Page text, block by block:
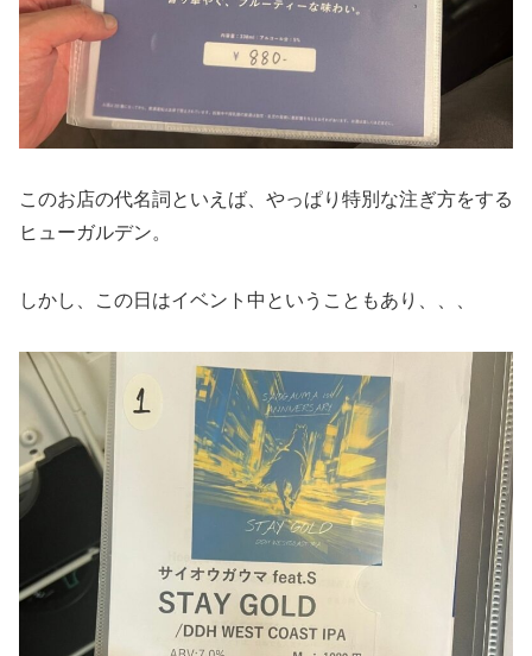
このお店の代名詞といえば、やっぱり特別な注ぎ方をする
ヒューガルデン。
しかし、この日はイベント中ということもあり、、、